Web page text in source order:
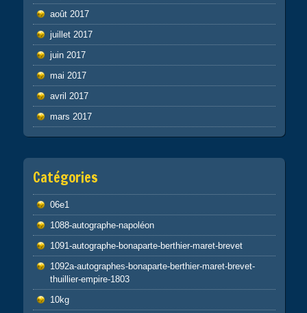
août 2017
juillet 2017
juin 2017
mai 2017
avril 2017
mars 2017
Catégories
06e1
1088-autographe-napoléon
1091-autographe-bonaparte-berthier-maret-brevet
1092a-autographes-bonaparte-berthier-maret-brevet-
thuillier-empire-1803
10kg